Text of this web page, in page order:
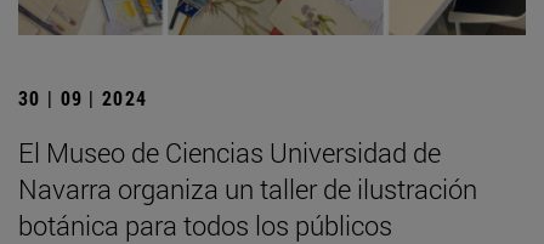
30 | 09 | 2024
El Museo de Ciencias Universidad de
Navarra organiza un taller de ilustración
botánica para todos los públicos